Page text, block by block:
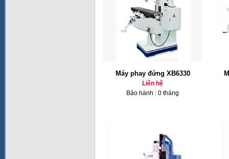
Máy phay đứng XB6330
Liên hệ
Bảo hành : 0 tháng